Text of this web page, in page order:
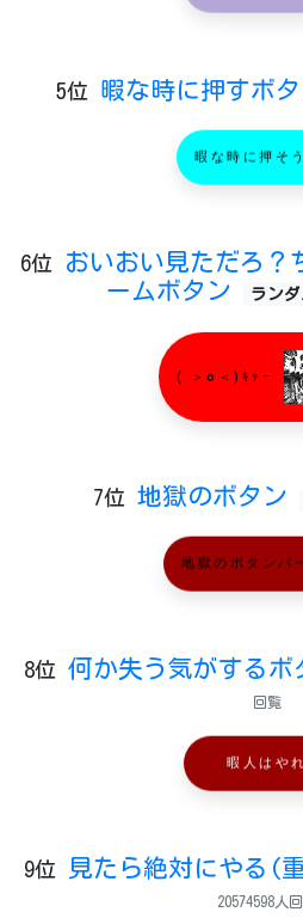
5位 暇な時に押すボ
暇な時に押そ
6位
おいおい見ただろ？
ームボタン
ランダ
( ＞o＜)ｷｬｰ
7位 地獄のボタン
地獄のボタンパ
8位 何か失う気がするボ
回覧
暇人はやれ
9位 見たら絶対にやる(
20574598人